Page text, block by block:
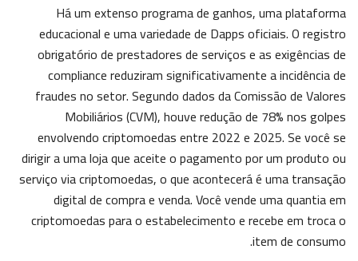
Há um extenso programa de ganhos, uma plataforma
educacional e uma variedade de Dapps oficiais. O registro
obrigatório de prestadores de serviços e as exigências de
compliance reduziram significativamente a incidência de
fraudes no setor. Segundo dados da Comissão de Valores
Mobiliários (CVM), houve redução de 78% nos golpes
envolvendo criptomoedas entre 2022 e 2025. Se você se
dirigir a uma loja que aceite o pagamento por um produto ou
serviço via criptomoedas, o que acontecerá é uma transação
digital de compra e venda. Você vende uma quantia em
criptomoedas para o estabelecimento e recebe em troca o
item de consumo.